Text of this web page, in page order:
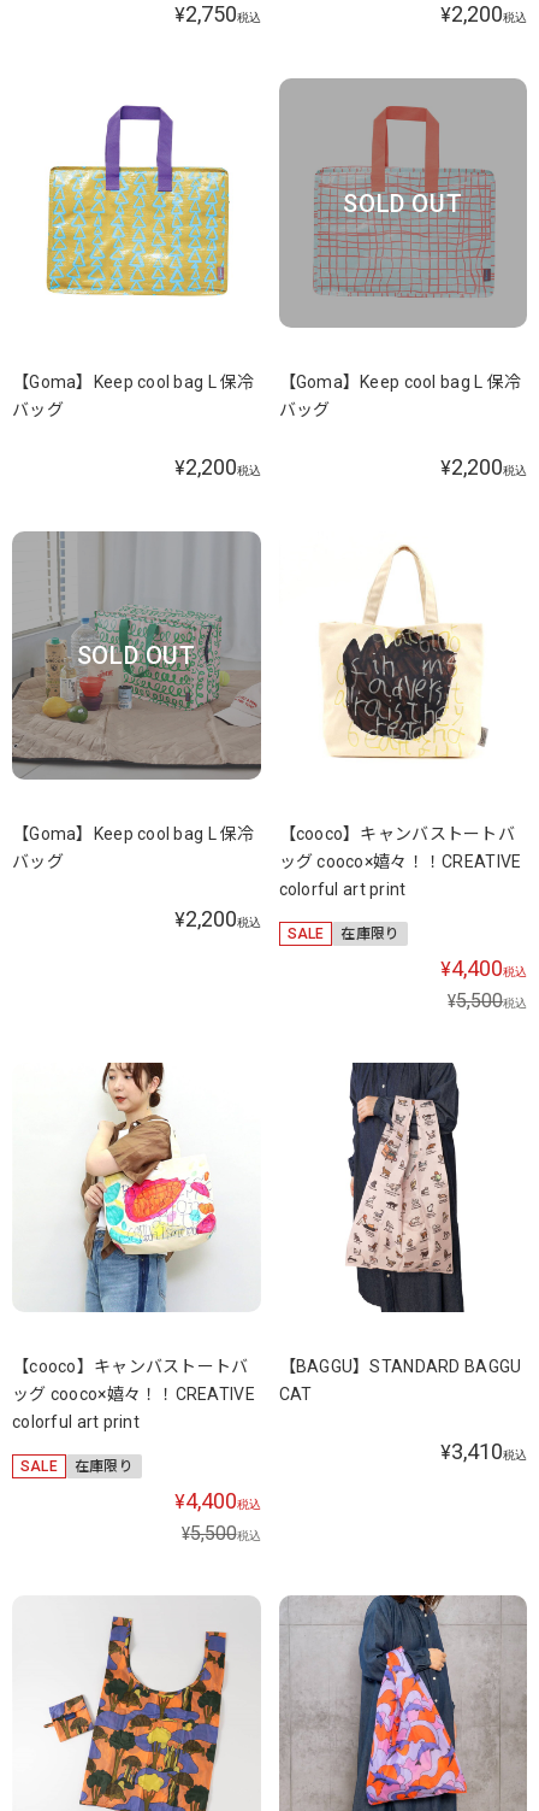
¥2,750税込 ¥2,200税込
【Goma】Keep cool bag L 保冷
バッグ
¥2,200税込
SOLD OUT
【Goma】Keep cool bag L 保冷
バッグ
¥2,200税込
SOLD OUT
【Goma】Keep cool bag L 保冷
バッグ
¥2,200税込
【cooco】キャンバストートバ
ッグ cooco×嬉々！！CREATIVE
colorful art print
SALE 在庫限り
¥4,400税込
¥5,500税込
【cooco】キャンバストートバ
ッグ cooco×嬉々！！CREATIVE
colorful art print
SALE 在庫限り
¥4,400税込
¥5,500税込
【BAGGU】STANDARD BAGGU
CAT
¥3,410税込